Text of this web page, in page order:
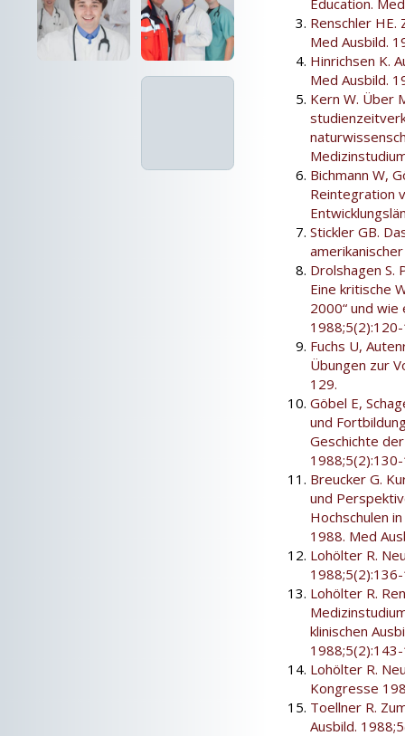
Renschler HE.
Med Ausbild.
Hinrichsen K.
Med Ausbild.
Kern W. Über
Bichmann W,
Reintegration
Stickler GB.
Drolshagen S.
Eine kritische
2000“ und
Fuchs U,
Übungen zur
129.
Göbel E,
und
Geschichte
Breucker G.
und
Hochschulen
1988. Med
Lohölter R.
Lohölter R.
klinischen
Lohölter R.
Kongresse
Toellner R.
Ausbild.